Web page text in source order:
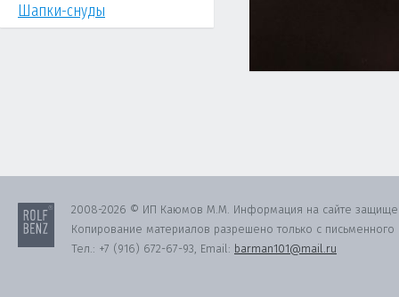
Шапки-снуды
2008-2026 © ИП Каюмов М.М. Информация на сайте
Копирование материалов разрешено только с письменного
Тел.: +7 (916) 672-67-93, Email: barman101@mail.ru